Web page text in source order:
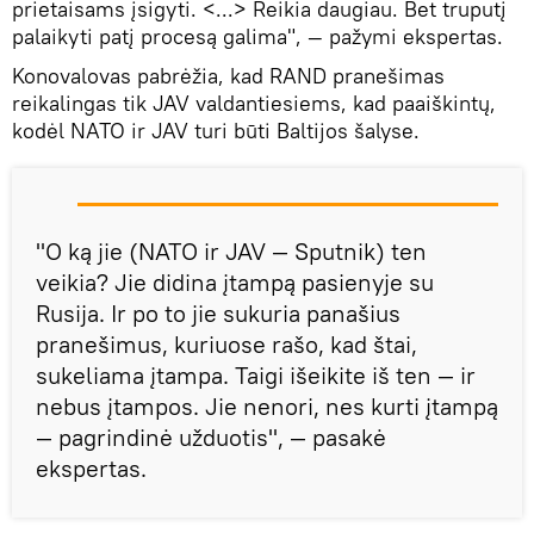
prietaisams įsigyti. <...> Reikia daugiau. Bet truputį
palaikyti patį procesą galima", — pažymi ekspertas.
Konovalovas pabrėžia, kad RAND pranešimas
reikalingas tik JAV valdantiesiems, kad paaiškintų,
kodėl NATO ir JAV turi būti Baltijos šalyse.
"O ką jie (NATO ir JAV — Sputnik) ten
veikia? Jie didina įtampą pasienyje su
Rusija. Ir po to jie sukuria panašius
pranešimus, kuriuose rašo, kad štai,
sukeliama įtampa. Taigi išeikite iš ten — ir
nebus įtampos. Jie nenori, nes kurti įtampą
— pagrindinė užduotis", — pasakė
ekspertas.